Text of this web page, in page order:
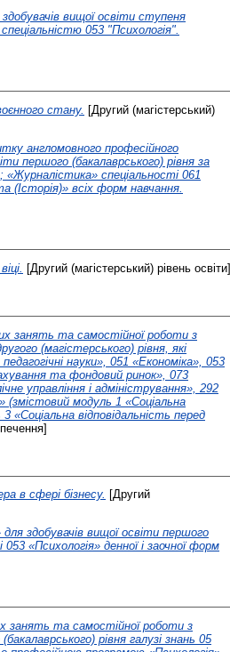
вищої освіти ступеня
053 "Психологія".
стану. [Другий (магістерський)
англомовного професійного
першого (бакалаврського) рівня за
«Журналістика» спеціальності 061
(Історія)» всіх форм навчання.
[Другий (магістерський) рівень освіти]
занять та самостійної роботи з
(магістерського) рівня, які
науки», 051 «Економіка», 053
та фондовий ринок», 073
управління і адміністрування», 292
(змістовий модуль 1 «Соціальна
«Соціальна відповідальність перед
в сфері бізнесу. [Другий
здобувачів вищої освіти першого
«Психологія» денної і заочної форм
занять та самостійної роботи з
рівня галузі знань 05